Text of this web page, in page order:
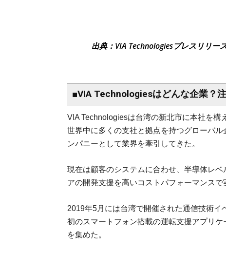
出典：VIA Technologiesプレスリリー
■VIA Technologiesはどんな企業？
VIA Technologiesは台湾の新北市に本社を構
世界中に多くの支社と拠点を持つグローバ
ンパニーとして業界を牽引してきた。
現在は顧客のシステムに合わせ、半導体レ
アの開発支援を高いコストパフォーマンスで
2019年5月には台湾で開催された通信技術
初のスマートフォン搭載の運転支援アプリ
を集めた。